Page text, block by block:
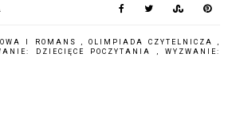
I ROMANS OLIMPIADA CZYTELNICZA
DZIECIĘCE POCZYTANIA ,WYZWANIE: